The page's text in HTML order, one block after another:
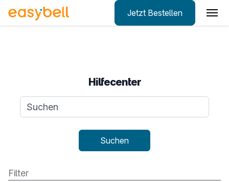
Jetzt Bestellen
Hilfecenter
Suchanfrage
Suchen